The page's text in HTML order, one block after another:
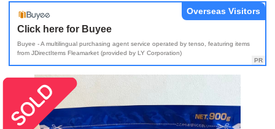
Click here for Buyee
Buyee - A multilingual purchasing agent service operated by tenso, featuring items
from JDirectItems Fleamarket (provided by LY Corporation)
Overseas Visitors